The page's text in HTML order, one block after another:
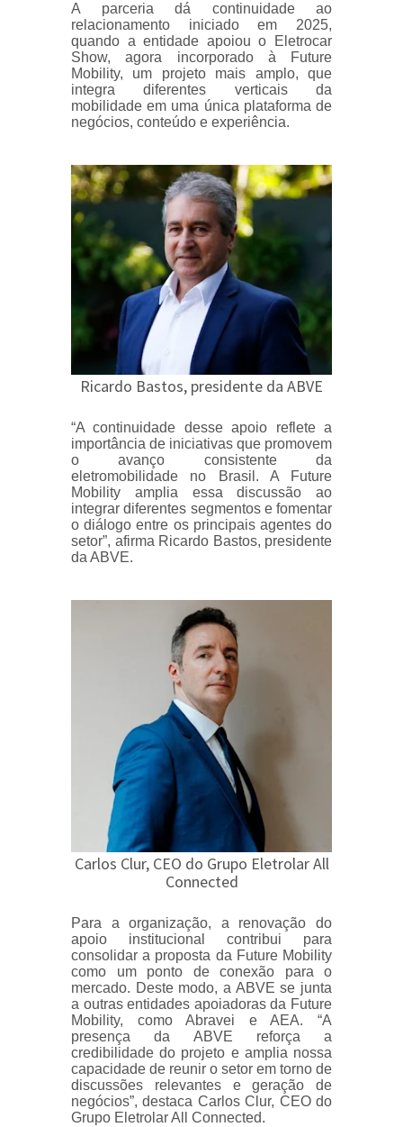
A parceria dá continuidade ao
relacionamento iniciado em 2025,
quando a entidade apoiou o Eletrocar
Show, agora incorporado à Future
Mobility, um projeto mais amplo, que
integra diferentes verticais da
mobilidade em uma única plataforma de
negócios, conteúdo e experiência.
Ricardo Bastos, presidente da ABVE
“A continuidade desse apoio reflete a
importância de iniciativas que promovem
o avanço consistente da
eletromobilidade no Brasil. A Future
Mobility amplia essa discussão ao
integrar diferentes segmentos e fomentar
o diálogo entre os principais agentes do
setor”, afirma Ricardo Bastos, presidente
da ABVE.
Carlos Clur, CEO do Grupo Eletrolar All
Connected
Para a organização, a renovação do
apoio institucional contribui para
consolidar a proposta da Future Mobility
como um ponto de conexão para o
mercado. Deste modo, a ABVE se junta
a outras entidades apoiadoras da Future
Mobility, como Abravei e AEA. “A
presença da ABVE reforça a
credibilidade do projeto e amplia nossa
capacidade de reunir o setor em torno de
discussões relevantes e geração de
negócios”, destaca Carlos Clur, CEO do
Grupo Eletrolar All Connected.